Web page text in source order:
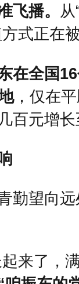
飞播。
式正在
在全国
，仅在
百元增
勤望向
来了，